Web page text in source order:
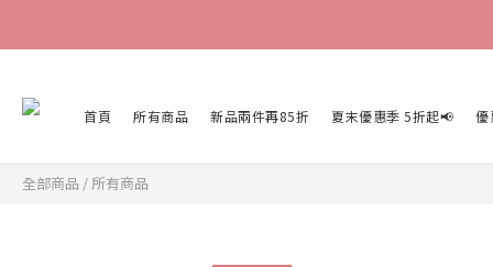
首頁 所有商品 新品兩件再85折 夏末優惠季 5折起📢 優
全部商品 / 所有商品